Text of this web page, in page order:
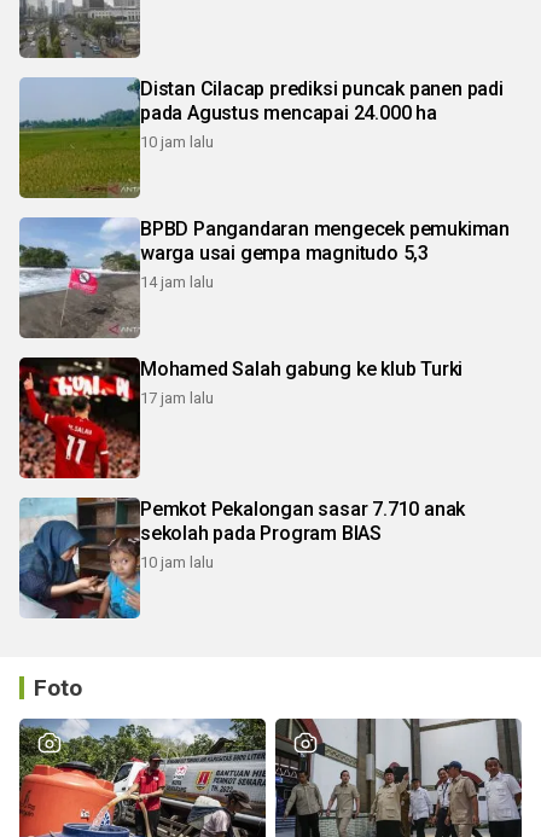
Distan Cilacap prediksi puncak panen padi
pada Agustus mencapai 24.000 ha
10 jam lalu
BPBD Pangandaran mengecek pemukiman
warga usai gempa magnitudo 5,3
14 jam lalu
Mohamed Salah gabung ke klub Turki
17 jam lalu
Pemkot Pekalongan sasar 7.710 anak
sekolah pada Program BIAS
10 jam lalu
Foto